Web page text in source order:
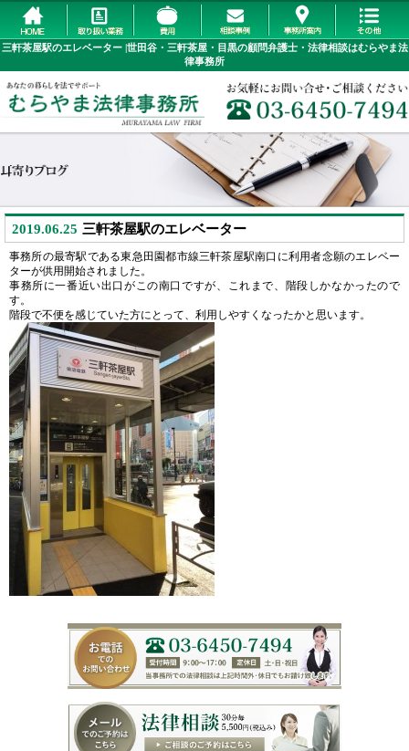
三軒茶屋駅のエレベーター |世田谷・三軒茶屋・目黒の顧問弁護士・法律相談はむらやま法
律事務所
2019.06.25 三軒茶屋駅のエレベーター
事務所の最寄駅である東急田園都市線三軒茶屋駅南口に利用者念願のエレベー
ターが供用開始されました。
事務所に一番近い出口がこの南口ですが、これまで、階段しかなかったので
す。
階段で不便を感じていた方にとって、利用しやすくなったかと思います。